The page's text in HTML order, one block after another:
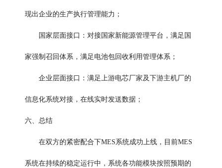
现出企业的生产执行管理能力；
国家层面接口：对接国家新能源管理平台，满足国
家强制召回体系，满足电池包回收利用管理体系；
企业层面接口：满足上游电芯厂家及下游主机厂的
信息化系统对接，在线实时发送数据；
六、总结
在双方的紧密配合下MES系统成功上线，目前MES
系统在持续的稳定运行中，系统各功能模块按照预期的